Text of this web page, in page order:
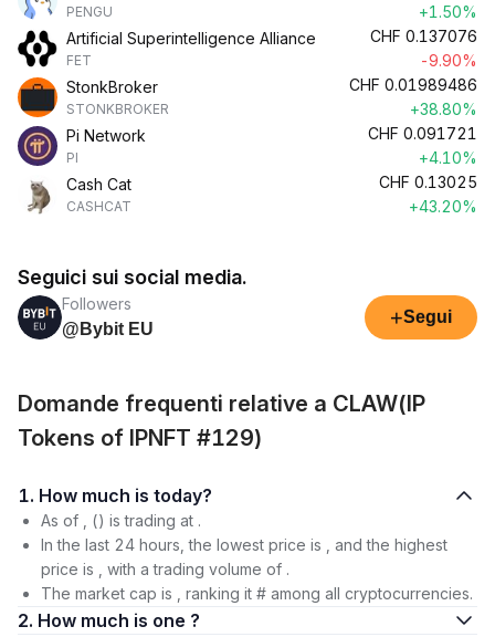
PENGU
+1.50%
Artificial Superintelligence Alliance
FET
CHF 0.137076
-9.90%
StonkBroker
STONKBROKER
CHF 0.01989486
+38.80%
Pi Network
PI
CHF 0.091721
+4.10%
Cash Cat
CASHCAT
CHF 0.13025
+43.20%
Seguici sui social media.
Followers
@Bybit EU
+Segui
Domande frequenti relative a CLAW(IP
Tokens of IPNFT #129)
1. How much is today?
As of , () is trading at .
In the last 24 hours, the lowest price is , and the highest
price is , with a trading volume of .
The market cap is , ranking it # among all cryptocurrencies.
2. How much is one ?